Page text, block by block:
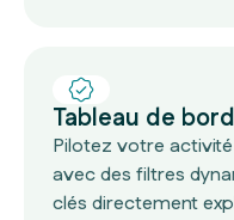
Tableau de
Pilotez votre
avec des filtres
clés directement